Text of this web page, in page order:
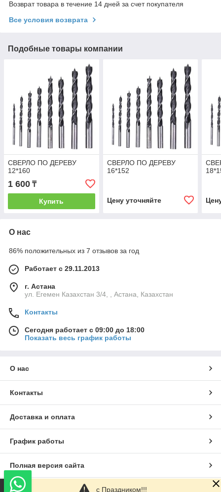
Возврат товара в течение 14 дней за счет покупателя
Все условия возврата
Подобные товары компании
СВЕРЛО ПО ДЕРЕВУ
12*160
1 600 ₸
Купить
СВЕРЛО ПО ДЕРЕВУ
16*152
Цену уточняйте
О нас
86% положительных из 7 отзывов за год
Работает с 29.11.2013
г. Астана
ул. Егемен Казахстан 3/4, , Астана, Казахстан
Контакты
Сегодня работает с 09:00 до 18:00
Показать весь график работы
О нас
Контакты
Доставка и оплата
График работы
Полная версия сайта
Сайт создан на маркетплейсеSatu.kz
с Праздником!!!